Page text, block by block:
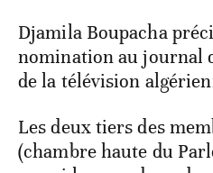
Djamila Boupacha
nomination au journal
de la télévision
Les deux tiers des
(chambre haute du